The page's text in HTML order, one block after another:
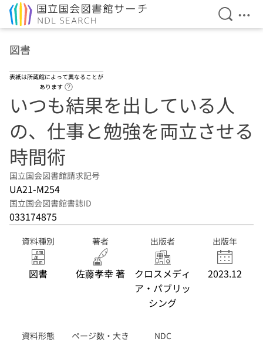
検索を
メ
図書
表紙は所蔵館によって異なることが
あります
いつも結果を出している人
の、仕事と勉強を両立させる
時間術
国立国会図書館請求記号
UA21-M254
国立国会図書館書誌ID
033174875
資料種別
図書
著者
佐藤孝幸 著
出版者
クロスメディ
ア・パブリッ
シング
出版年
2023.12
資料形態
ページ数・大き
NDC